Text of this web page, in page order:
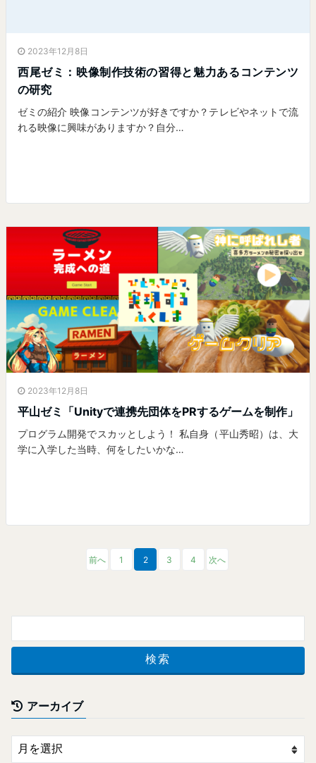
2023年12月8日
西尾ゼミ：映像制作技術の習得と 魅力あるコンテンツ
の研究
ゼミの紹介 映像コンテンツが好きですか？テレビやネットで流
れる映像に興味がありますか？自分…
2023年12月8日
平山ゼミ「Unityで連携先団体をPRするゲームを制作」
プログラム開発でスカッとしよう！ 私自身（平山秀昭）は、大
学に入学した当時、何をしたいかな…
前へ 1 2 3 4 次へ
アーカイブ